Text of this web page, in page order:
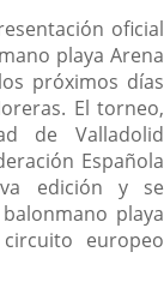
oficial
playa Arena
próximos días
El torneo,
de Valladolid
Española
edición y se
playa
europeo